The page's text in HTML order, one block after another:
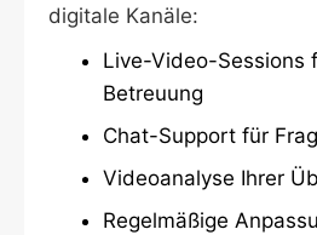
digitale Kanäle:
Live-Video-Sessions
Betreuung
Chat-Support für
Videoanalyse Ihrer
Regelmäßige